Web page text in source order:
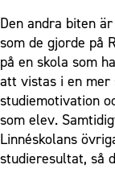
Den andra biten
som de gjorde på
på en skola som
att vistas i en mer
studiemotivation
som elev.
Linnéskolans
studieresultat, så